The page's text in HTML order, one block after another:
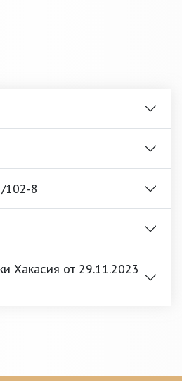
102-8
Хакасия от 29.11.2023